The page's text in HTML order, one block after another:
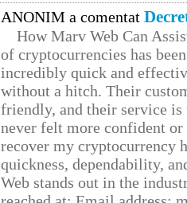
ANONIM a comentat
How Marv Web Can
of cryptocurrencies has
incredibly quick and
without a hitch. Their
friendly, and their service
never felt more confident
recover my cryptocurrency
quickness, dependability,
Web stands out in the